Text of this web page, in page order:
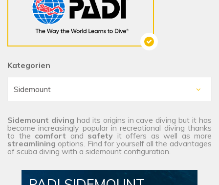
Kategorien
Sidemount diving had its origins in cave diving but it has
become increasingly popular in recreational diving thanks
to the comfort and safety it offers as well as more
streamlining options. Find for yourself all the advantages
of scuba diving with a sidemount configuration.